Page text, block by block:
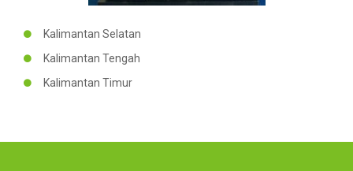
Kalimantan Selatan
Kalimantan Tengah
Kalimantan Timur